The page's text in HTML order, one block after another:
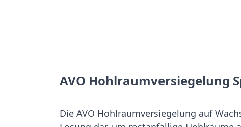
AVO Hohlraumversiegelung
Die AVO Hohlraumversiegelung auf